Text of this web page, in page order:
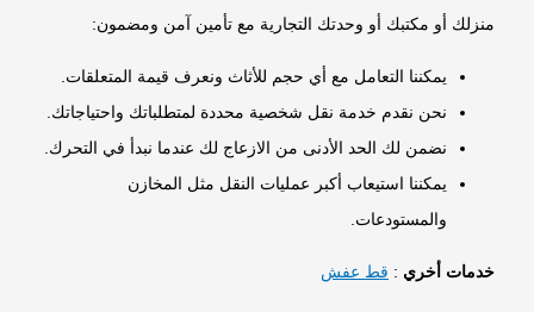
منزلك أو مكتبك أو وحدتك التجارية مع تأمين آمن ومضمون:
يمكننا التعامل مع أي حجم للأثاث ونعرف قيمة المتعلقات.
نحن نقدم خدمة نقل شخصية محددة لمتطلباتك واحتياجاتك.
نضمن لك الحد الأدنى من الازعاج لك عندما نبدأ في التحرك.
يمكننا استيعاب أكبر عمليات النقل مثل المخازن
والمستودعات.
خدمات أخري:قط عفش